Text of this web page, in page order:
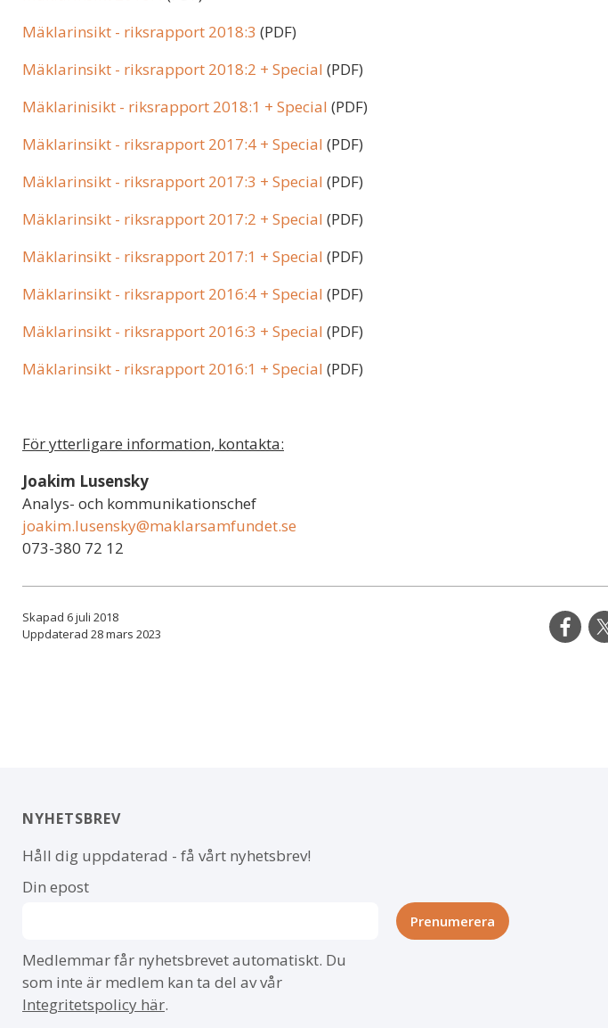
Mäklarinsikt - riksrapport 2018:3 (PDF)
Mäklarinsikt - riksrapport 2018:2 + Special (PDF)
Mäklarinisikt - riksrapport 2018:1 + Special (PDF)
Mäklarinsikt - riksrapport 2017:4 + Special (PDF)
Mäklarinsikt - riksrapport 2017:3 + Special (PDF)
Mäklarinsikt - riksrapport 2017:2 + Special (PDF)
Mäklarinsikt - riksrapport 2017:1 + Special (PDF)
Mäklarinsikt - riksrapport 2016:4 + Special (PDF)
Mäklarinsikt - riksrapport 2016:3 + Special (PDF)
Mäklarinsikt - riksrapport 2016:1 + Special (PDF)
För ytterligare information, kontakta:
Joakim Lusensky
Analys- och kommunikationschef
joakim.lusensky@maklarsamfundet.se
073-380 72 12
Skapad 6 juli 2018
Uppdaterad 28 mars 2023
NYHETSBREV
Håll dig uppdaterad - få vårt nyhetsbrev!
Din epost
Medlemmar får nyhetsbrevet automatiskt. Du
som inte är medlem kan ta del av vår
Integritetspolicy här.